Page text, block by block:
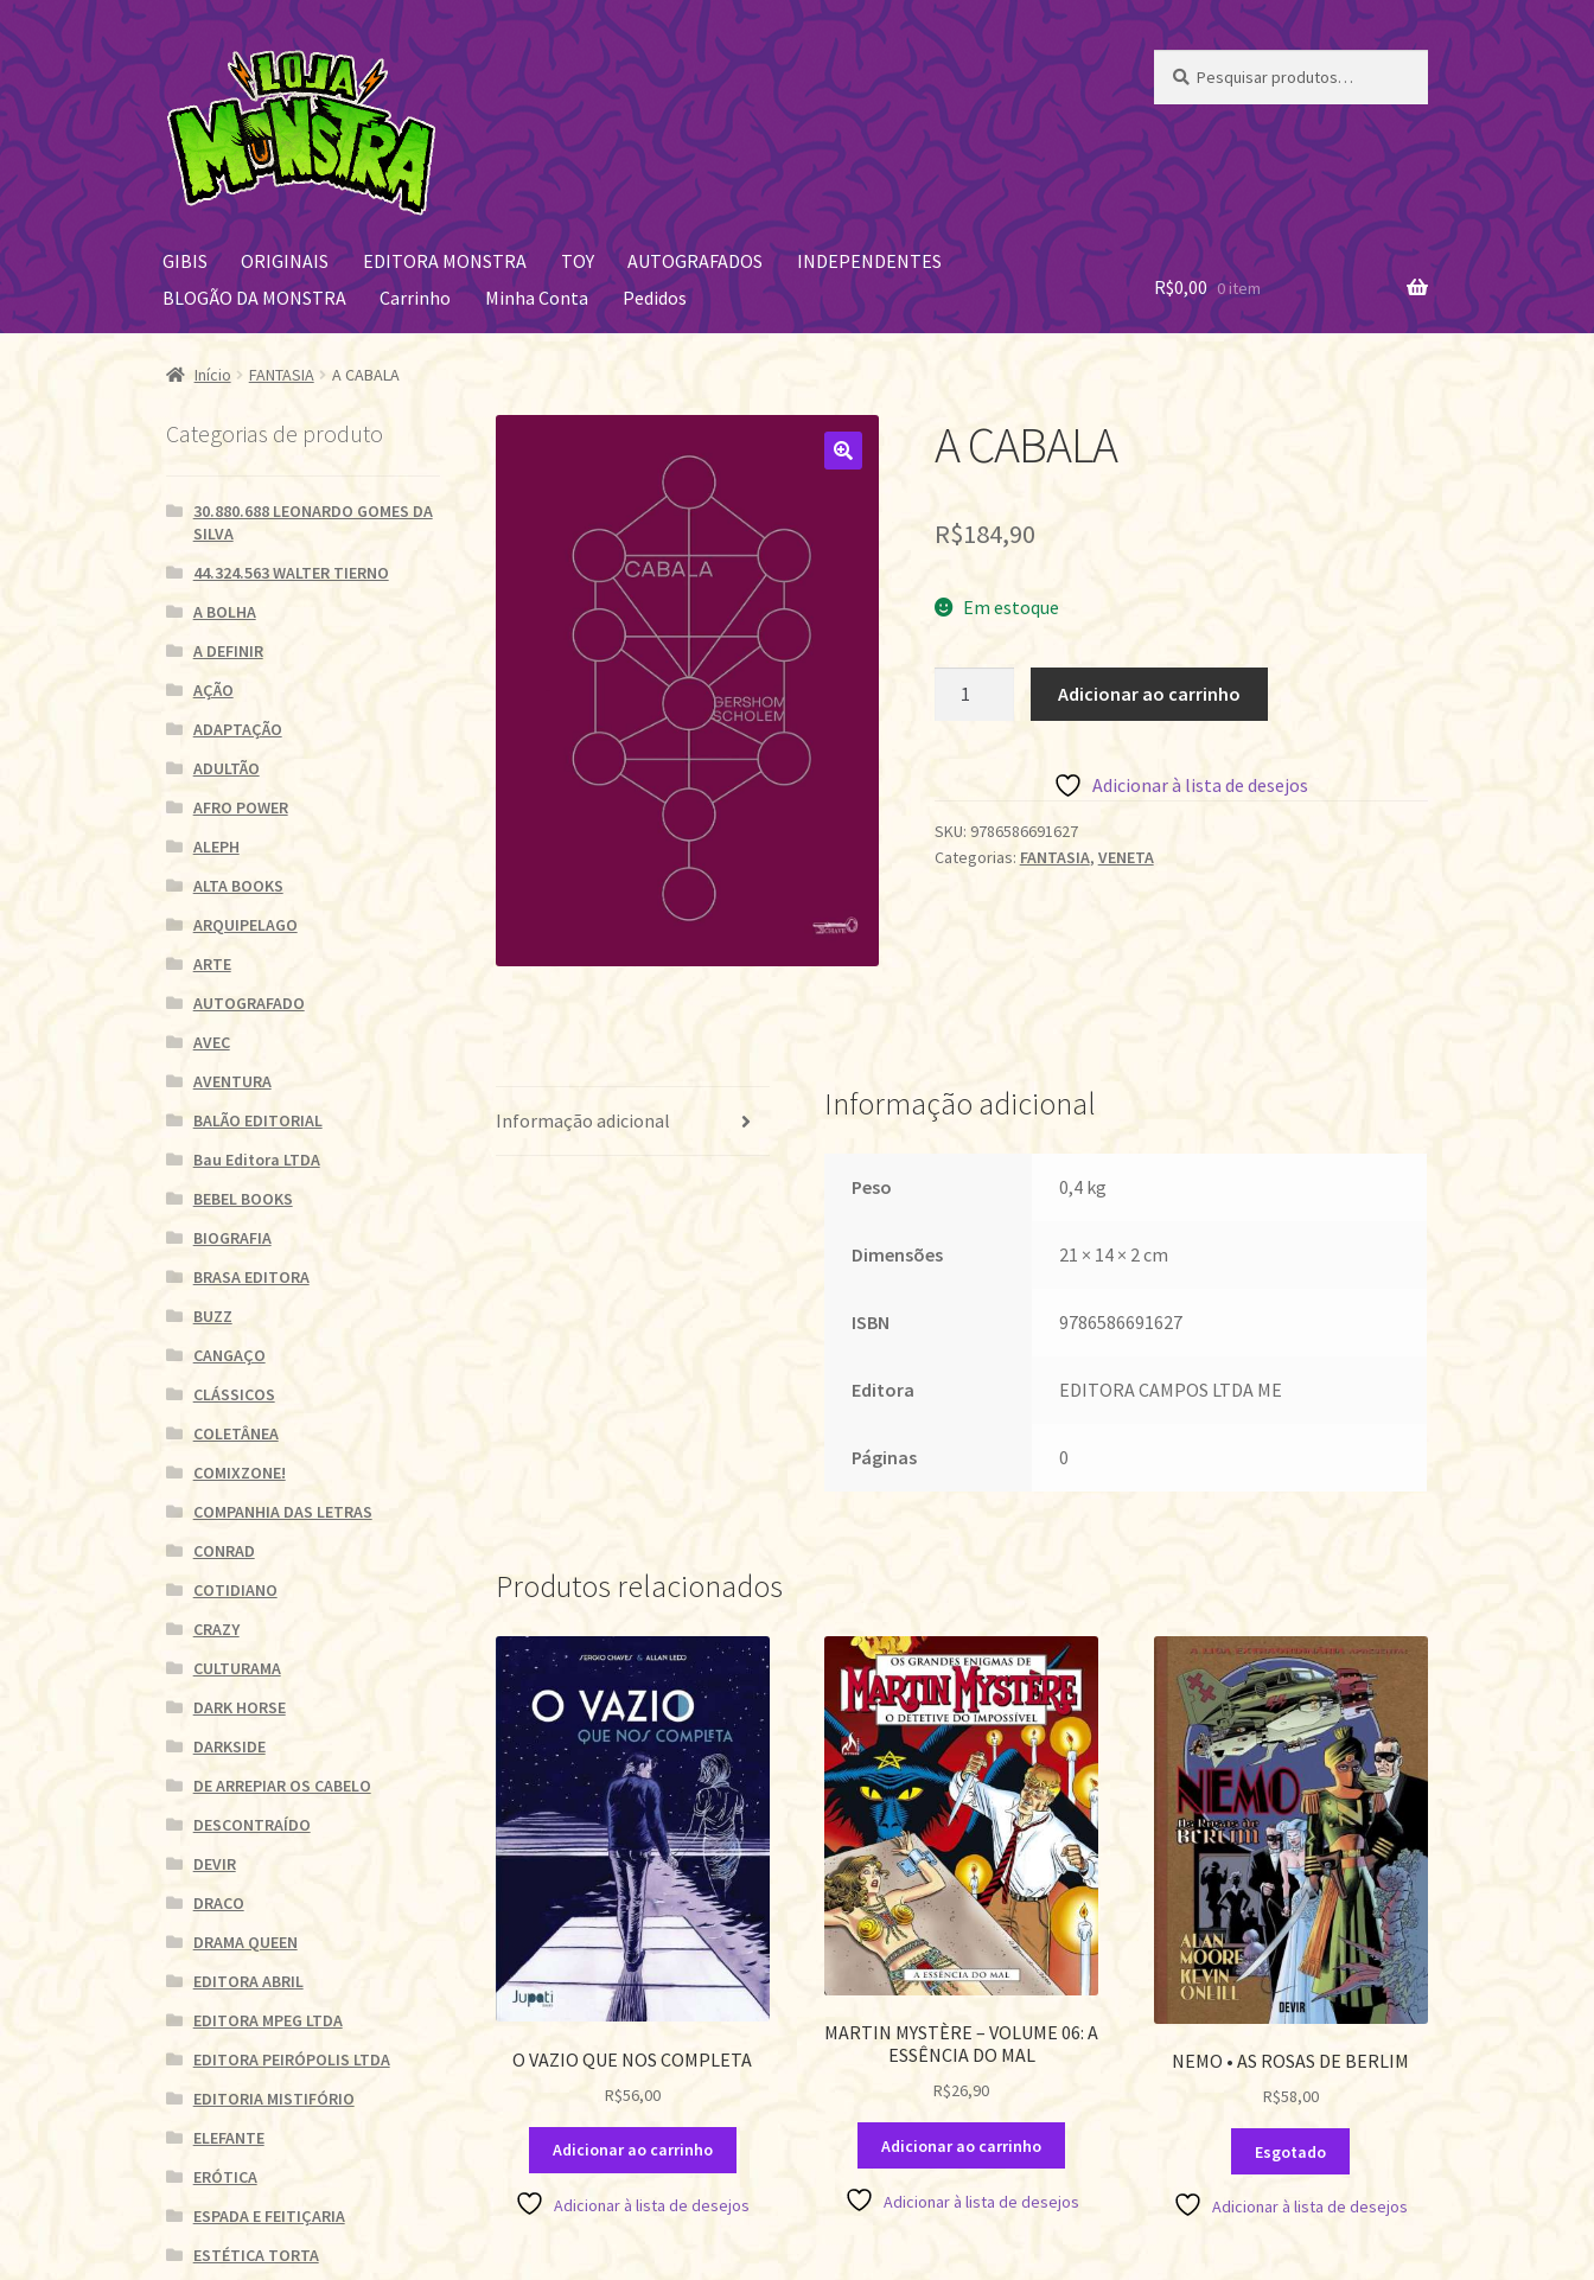
Pular
para
navegação
Pular
para
o
conteúdo
por:
GIBIS ORIGINAIS EDITORA MONSTRA TOY AUTOGRAFADOS
INDEPENDENTES
BLOGÃO DA MONSTRA
Carrinho Minha Conta Pedidos R$0,00 0 item
Início FANTASIA A CABALA
A CABALA
R$184,90
Em estoque
Adicionar ao carrinho
Adicionar à lista de desejos
SKU: 9786586691627
Categorias: FANTASIA, VENETA
Informação adicional Informação adicional
Peso 0,4 kg
Dimensões 21 × 14 × 2 cm
ISBN 9786586691627
Editora EDITORA CAMPOS LTDA ME
Páginas 0
Produtos relacionados
O VAZIO QUE NOS COMPLETA
R$56,00
Adicionar ao carrinho
Adicionar à lista de desejos
MARTIN MYSTÈRE – VOLUME 06: A
ESSÊNCIA DO MAL
R$26,90
Adicionar ao carrinho
Adicionar à lista de desejos
NEMO • AS ROSAS DE BERLIM
R$58,00
Esgotado
Adicionar à lista de desejos
Categorias de produto
30.880.688 LEONARDO GOMES DA
SILVA
44.324.563 WALTER TIERNO
A BOLHA
A DEFINIR
AÇÃO
ADAPTAÇÃO
ADULTÃO
AFRO POWER
ALEPH
ALTA BOOKS
ARQUIPELAGO
ARTE
AUTOGRAFADO
AVEC
AVENTURA
BALÃO EDITORIAL
Bau Editora LTDA
BEBEL BOOKS
BIOGRAFIA
BRASA EDITORA
BUZZ
CANGAÇO
CLÁSSICOS
COLETÂNEA
COMIXZONE!
COMPANHIA DAS LETRAS
CONRAD
COTIDIANO
CRAZY
CULTURAMA
DARK HORSE
DARKSIDE
DE ARREPIAR OS CABELO
DESCONTRAÍDO
DEVIR
DRACO
DRAMA QUEEN
EDITORA ABRIL
EDITORA MPEG LTDA
EDITORA PEIRÓPOLIS LTDA
EDITORIA MISTIFÓRIO
ELEFANTE
ERÓTICA
ESPADA E FEITIÇARIA
ESTÉTICA TORTA